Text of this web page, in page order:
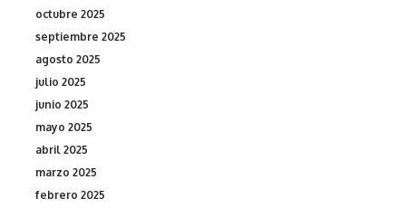
octubre 2025
septiembre 2025
agosto 2025
julio 2025
junio 2025
mayo 2025
abril 2025
marzo 2025
febrero 2025